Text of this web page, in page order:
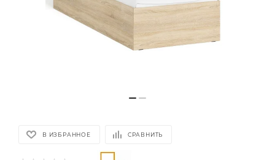
В ИЗБРАННОЕ СРАВНИТЬ